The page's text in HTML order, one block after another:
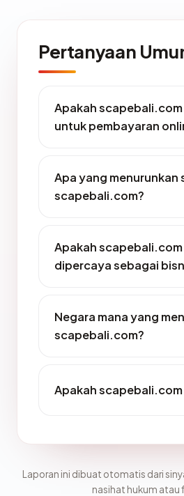
Pertanyaan
Apakah scapebali.com
untuk pembayaran
Apa yang menurunkan
scapebali.com?
Apakah
dipercaya sebagai
Negara mana yang
scapebali.com?
Apakah
Laporan ini dibuat otomatis dari
nasihat hukum atau